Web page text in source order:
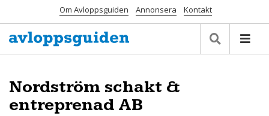
Om Avloppsguiden Annonsera Kontakt
Nordström schakt &
entreprenad AB